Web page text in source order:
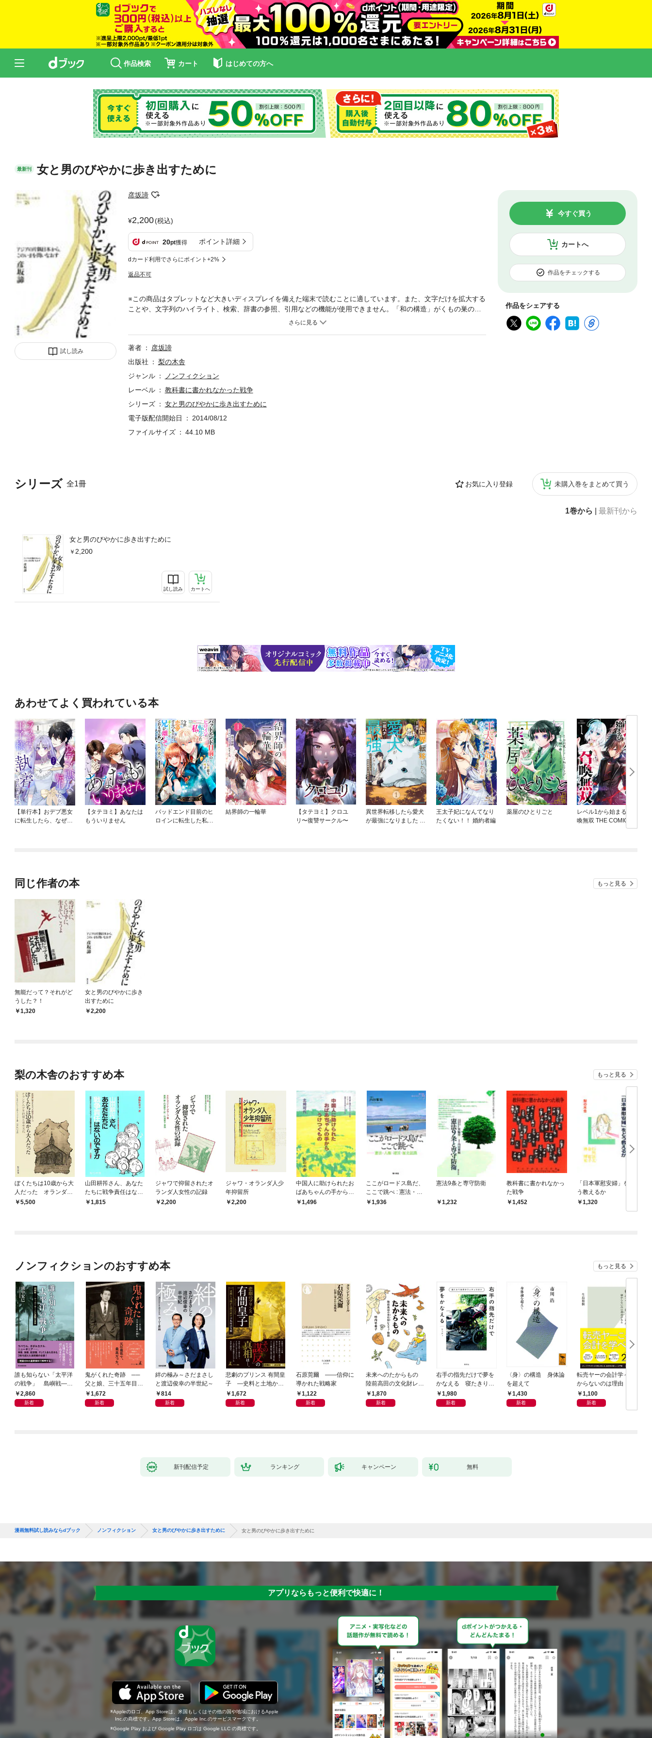
作品検索 カート はじめての方へ
最新刊 女と男のびやかに歩き出すために
試し読み
彦坂諦
2,200(税込)
20pt獲得 ポイント詳細
dカード利用でさらにポイント+2%
返品不可
カートへ
今すぐ買う
作品をチェックする
作品をシェアする
シリーズ 全1冊 お気に入り登録 未購入巻をまとめて買う
1巻から 最新刊から
女と男のびやかに歩き出すために
2,200
試し読み カートへ
※この商品はタブレットなど大きいディスプレイを備えた端末で読むことに適しています。また、文字だけを拡大する
ことや、文字列のハイライト、検索、辞書の参照、引用などの機能が使用できません。「和の構造」がくもの巣のよ
うにはっている日本の社会では、女と男はのびやかに生きられない。天皇の存在はアイマイウヤムヤの象徴であり、
著者
彦坂諦
出版社
梨の木舎
ジャンル
ノンフィクション
レーベル
教科書に書かれなかった戦争
シリーズ
女と男のびやかに歩き出すために
電子版配信開始日
2014/08/12
ファイルサイズ
44.10 MB
あわせてよく買われている本
【単行本】おデブ悪女
に転生したら、なぜか
【タテヨミ】あなたは
もういりません
バッドエンド目前のヒ
ロインに転生した私、
結界師の一輪華
【タテヨミ】クロユ
リ〜復讐サークル〜
異世界転移したら愛犬
が最強になりました ～
王太子妃になんてなり
たくない！！ 婚約者編
薬屋のひとりごと
レベル1から始まる召
喚無双 THE COMIC
同じ作者の本 もっと見る
無能だって？それがど
うした？！
1,320
女と男のびやかに歩き
出すために
2,200
梨の木舎のおすすめ本 もっと見る
ぼくたちは10歳から大
人だった オランダ人
少年抑留と日本文化
5,500
山田耕筰さん、あなた
たちに戦争責任はない
のですか 新谷のり子
1,815
ジャワで抑留されたオ
ランダ人女性の記録
2,200
ジャワ・オランダ人少
年抑留所
2,200
中国人に助けられたお
ばあちゃんの手からう
けつぐもの
1,496
ここがロードス島だ、
ここで跳べ : 憲法・人
権・靖国・歴史認識
1,936
憲法9条と専守防衛
1,232
教科書に書かれなかっ
た戦争
1,452
「日本軍慰安婦」をど
う教えるか
1,320
ノンフィクションのおすすめ本 もっと見る
誰も知らない「太平洋
の戦争」 島嶼戦――
マッカーサーとの激闘
の真実
2,860
新着
鬼がくれた奇跡 ──
父と娘、三十五年目の
赦し1,672
新着
絆の極み～さだまさし
と渡辺俊幸の半世紀～
814
新着
悲劇のプリンス 有間皇
子 ―史料と土地から
読み直す十九年の生涯
1,672
新着
石原莞爾 ――信仰に
導かれた戦略家
1,122
新着
未来へのたからもの
陸前高田の文化財レス
キュー物語
1,870
新着
右手の指先だけで夢を
かなえる 寝たきり系
男子ウッディの日々
1,980
新着
〈身〉の構造 身体論
を超えて
1,430
新着
転売ヤーの会計学～儲
からないのは理由（わ
け）がある～
1,100
新着
新刊配信予定 ランキング キャンペーン 無料
漫画無料試し読みならdブック ノンフィクション 女と男のびやかに歩き出すために 女と男のびやかに歩き出すために
アプリならもっと便利で快適に！
Appleのロゴ、App Storeは、米国もしくはその他の国や地域におけるApple
Inc.の商標です。App Storeは、Apple Inc.のサービスマークです。
Google Play および Google Play ロゴは Google LLC の商標です。